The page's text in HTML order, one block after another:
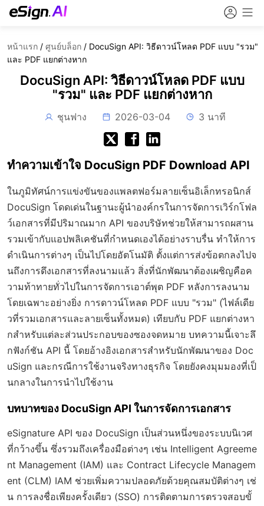
หน้าแรก / ศูนย์บล็อก / DocuSign API: วิธีดาวน์โหลด PDF แบบ "รวม"
และ PDF แยกต่างหาก
DocuSign API: วิธีดาวน์โหลด PDF แบบ
"รวม" และ PDF แยกต่างหาก
ชุนฟาง 2026-03-04 3 นาที
ทำความเข้าใจ DocuSign PDF Download API
ในภูมิทัศน์การแข่งขันของแพลตฟอร์มลายเซ็นอิเล็กทรอนิกส์
DocuSign โดดเด่นในฐานะผู้นำองค์กรในการจัดการเวิร์กโฟล
ว์เอกสารที่มีปริมาณมาก API ของบริษัทช่วยให้สามารถผสาน
รวมเข้ากับแอปพลิเคชันที่กำหนดเองได้อย่างราบรื่น ทำให้การ
ดำเนินการต่างๆ เป็นไปโดยอัตโนมัติ ตั้งแต่การส่งข้อตกลงไปจ
นถึงการดึงเอกสารที่ลงนามแล้ว สิ่งที่นักพัฒนาต้องเผชิญคือค
วามท้าทายทั่วไปในการจัดการเอาต์พุต PDF หลังการลงนาม
โดยเฉพาะอย่างยิ่ง การดาวน์โหลด PDF แบบ "รวม" (ไฟล์เดีย
วที่รวมเอกสารและลายเซ็นทั้งหมด) เทียบกับ PDF แยกต่างหา
กสำหรับแต่ละส่วนประกอบของซองจดหมาย บทความนี้เจาะลึ
กฟังก์ชัน API นี้ โดยอ้างอิงเอกสารสำหรับนักพัฒนาของ Doc
uSign และกรณีการใช้งานจริงทางธุรกิจ โดยยังคงมุมมองที่เป็
นกลางในการนำไปใช้งาน
บทบาทของ DocuSign API ในการจัดการเอกสาร
eSignature API ของ DocuSign เป็นส่วนหนึ่งของระบบนิเวศ
ที่กว้างขึ้น ซึ่งรวมถึงเครื่องมือต่างๆ เช่น Intelligent Agreeme
nt Management (IAM) และ Contract Lifecycle Managem
ent (CLM) IAM ช่วยเพิ่มความปลอดภัยด้วยคุณสมบัติต่างๆ เช่
น การลงชื่อเพียงครั้งเดียว (SSO) การติดตามการตรวจสอบขั้